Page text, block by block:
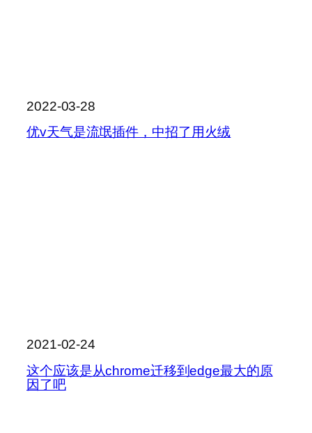
2022-03-28
优v天气是流氓插件，中招了用火绒
2021-02-24
这个应该是从chrome迁移到edge最大的原
因了吧